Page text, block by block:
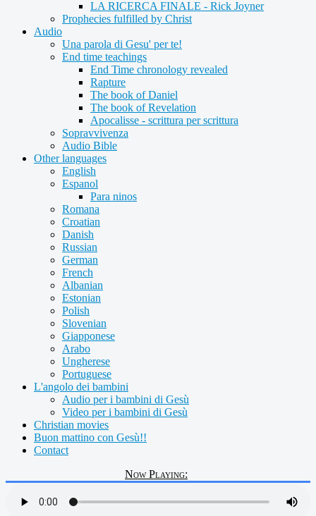
LA RICERCA FINALE - Rick Joyner
Prophecies fulfilled by Christ
Audio
Una parola di Gesu' per te!
End time teachings
End Time chronology revealed
Rapture
The book of Daniel
The book of Revelation
Apocalisse - scrittura per scrittura
Sopravvivenza
Audio Bible
Other languages
English
Espanol
Para ninos
Romana
Croatian
Danish
Russian
German
French
Albanian
Estonian
Polish
Slovenian
Giapponese
Arabo
Ungherese
Portuguese
L'angolo dei bambini
Audio per i bambini di Gesù
Video per i bambini di Gesù
Christian movies
Buon mattino con Gesù!!
Contact
Now Playing: